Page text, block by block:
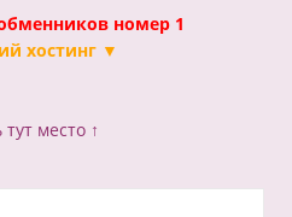
номер 1
хостинг ▼
место ↑